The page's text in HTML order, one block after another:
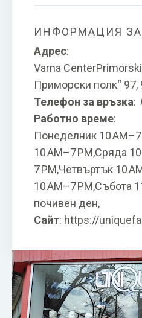
ИНФОРМАЦИЯ
Адрес:
Varna
Приморски полк“ 97,
Телефон за връзка:
Работно време:
Понеделник 10
10 AM–7 PM,Сряда
7 PM,Четвъртък 10
10 AM–7 PM,Събота
почивен ден,
Сайт: https://